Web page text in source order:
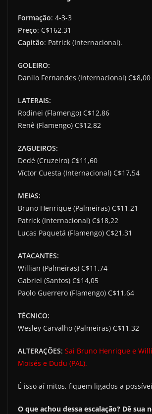
Formação: 4-3-3
Preço: C$162,31
Capitão: Patrick (Internacional).
GOLEIRO:
Danilo Fernandes (Internacional) C$8,00
LATERAIS:
Rodinei (Flamengo) C$12,86
Renê (Flamengo) C$12,82
ZAGUEIROS:
Dedé (Cruzeiro) C$11,60
Víctor Cuesta (Internacional) C$17,54
MEIAS:
Bruno Henrique (Palmeiras) C$11,21
Patrick (Internacional) C$18,22
Lucas Paquetá (Flamengo) C$21,31
ATACANTES:
Willian (Palmeiras) C$11,74
Gabriel (Santos) C$14,05
Paolo Guerrero (Flamengo) C$11,64
TÉCNICO:
Wesley Carvalho (Palmeiras) C$11,32
ALTERAÇÕES: Sai Bruno Henrique e
Moisés e Dudu (PAL).
É isso aí mitos, fiquem ligados a
O que achou dessa escalação? Dê sua